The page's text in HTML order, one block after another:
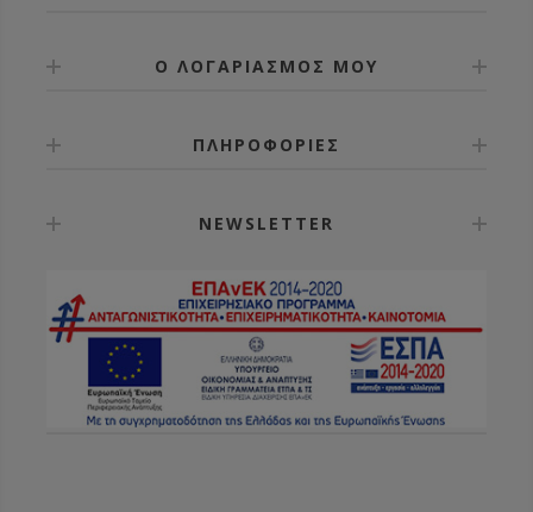
Ο ΛΟΓΑΡΙΑΣΜΟΣ ΜΟΥ
ΠΛΗΡΟΦΟΡΙΕΣ
NEWSLETTER